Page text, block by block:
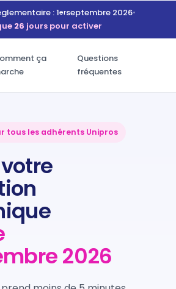
: 1erseptembre 2026•
26 jours pour activer
ça
Questions
fréquentes
tous les adhérents Unipros
2026